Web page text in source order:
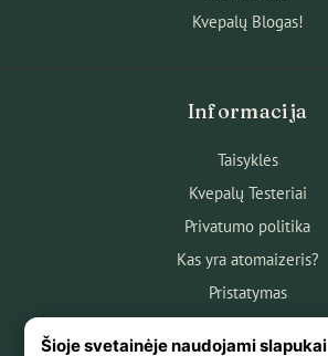
Kvepalų Blogas!
Informacija
Taisyklės
Kvepalų Testeriai
Privatumo politika
Kas yra atomaizeris?
Pristatymas
Šioje svetainėje naudojami slapukai